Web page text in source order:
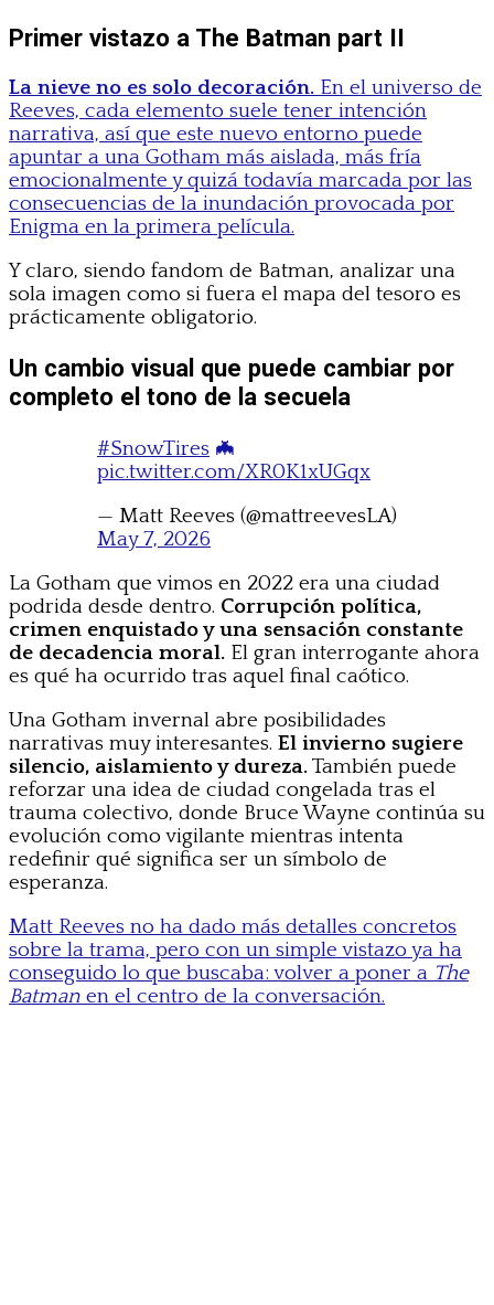
Primer vistazo a The Batman part II
La nieve no es solo decoración. En el universo de
Reeves, cada elemento suele tener intención
narrativa, así que este nuevo entorno puede
apuntar a una Gotham más aislada, más fría
emocionalmente y quizá todavía marcada por las
consecuencias de la inundación provocada por
Enigma en la primera película.
Y claro, siendo fandom de Batman, analizar una
sola imagen como si fuera el mapa del tesoro es
prácticamente obligatorio.
Un cambio visual que puede cambiar por
completo el tono de la secuela
#SnowTires 🦇
pic.twitter.com/XR0K1xUGqx
— Matt Reeves (@mattreevesLA)
May 7, 2026
La Gotham que vimos en 2022 era una ciudad
podrida desde dentro. Corrupción política,
crimen enquistado y una sensación constante
de decadencia moral. El gran interrogante ahora
es qué ha ocurrido tras aquel final caótico.
Una Gotham invernal abre posibilidades
narrativas muy interesantes. El invierno sugiere
silencio, aislamiento y dureza.También puede
reforzar una idea de ciudad congelada tras el
trauma colectivo, donde Bruce Wayne continúa su
evolución como vigilante mientras intenta
redefinir qué significa ser un símbolo de
esperanza.
Matt Reeves no ha dado más detalles concretos
sobre la trama, pero con un simple vistazo ya ha
conseguido lo que buscaba: volver a poner a The
Batman en el centro de la conversación.